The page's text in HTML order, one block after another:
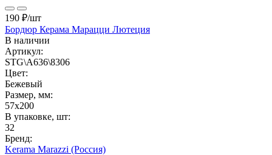
190 ₽/шт
Бордюр Керама Марацци Лютеция
В наличии
Артикул:
STG\A636\8306
Цвет:
Бежевый
Размер, мм:
57x200
В упаковке, шт:
32
Бренд:
Kerama Marazzi (Россия)